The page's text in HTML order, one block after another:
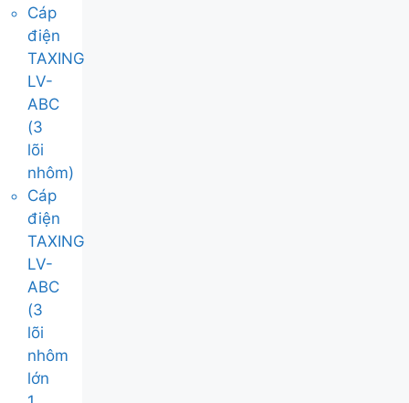
Cáp
điện
TAXING
LV-
ABC
(3
lõi
nhôm)
Cáp
điện
TAXING
LV-
ABC
(3
lõi
nhôm
lớn